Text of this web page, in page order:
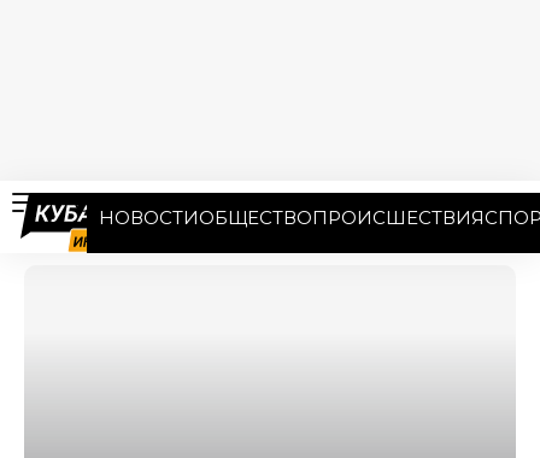
НОВОСТИОБЩЕСТВОПРОИСШЕСТВИЯ